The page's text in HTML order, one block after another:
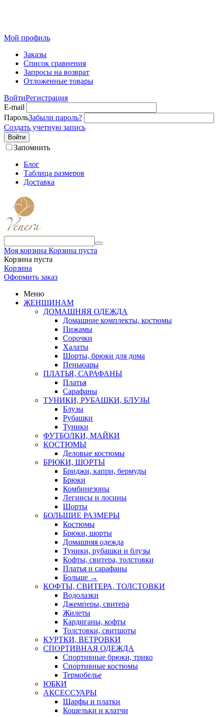
Мой профиль
Заказы
Список сравнения
Запросы на возврат
Отложенные товары
ВойтиРегистрация
E-mail
ПарольЗабыли пароль?
Создать учетную запись
Войти
Запомнить
Блог
Таблица размеров
Доставка
Моя корзина Корзина пуста
Корзина пуста
Корзина
Оформить заказ
Меню
ЖЕНЩИНАМ
ДОМАШНЯЯ ОДЕЖДА
Домашние комплекты, костюмы
Пижамы
Сорочки
Халаты
Шорты, брюки для дома
Пеньюары
ПЛАТЬЯ, САРАФАНЫ
Платья
Сарафаны
ТУНИКИ, РУБАШКИ, БЛУЗЫ
Блузы
Рубашки
Туники
ФУТБОЛКИ, МАЙКИ
КОСТЮМЫ
Деловые костюмы
БРЮКИ, ШОРТЫ
Бриджи, капри, бермуды
Брюки
Комбинезоны
Легинсы и лосины
Шорты
БОЛЬШИЕ РАЗМЕРЫ
Костюмы
Брюки, шорты
Домашняя одежда
Туники, рубашки и блузы
Кофты, свитера, толстовки
Платья и сарафаны
Больше →
КОФТЫ, СВИТЕРА, ТОЛСТОВКИ
Водолазки
Джемперы, свитера
Жилеты
Кардиганы, кофты
Толстовки, свитшоты
КУРТКИ, ВЕТРОВКИ
СПОРТИВНАЯ ОДЕЖДА
Спортивные брюки, трико
Спортивные костюмы
Термобелье
ЮБКИ
AКСЕССУАРЫ
Шарфы и платки
Кошельки и клатчи